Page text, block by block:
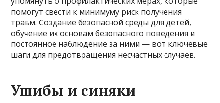
помогут свести к минимуму риск получения
травм. Создание безопасной среды для детей,
обучение их основам безопасного поведения и
постоянное наблюдение за ними — вот ключевые
шаги для предотвращения несчастных случаев.
Ушибы и синяки